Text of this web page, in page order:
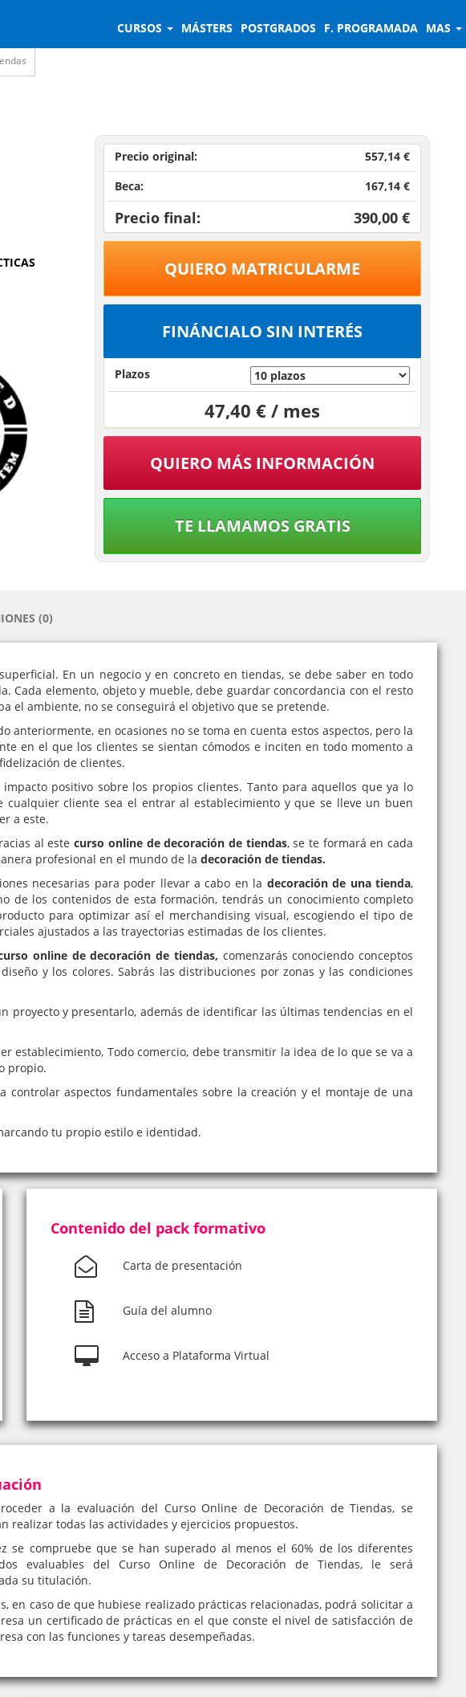
CURSOS MÁSTERS POSTGRADOS F. PROGRAMADA MAS
Precio original:
557,14 €
Beca:
167,14 €
Precio final: 390,00 €
QUIERO MATRICULARME
FINÁNCIALO SIN INTERÉS
Plazos
47,40 € / mes
QUIERO MÁS INFORMACIÓN
TE LLAMAMOS GRATIS
(0)
En un negocio y en concreto en tiendas, se debe saber en todo
Cada elemento, objeto y mueble, debe guardar concordancia con el resto
el ambiente, no se conseguirá el objetivo que se pretende.
anteriormente, en ocasiones no se toma en cuenta estos aspectos, pero la
en el que los clientes se sientan cómodos e inciten en todo momento a
de clientes.
positivo sobre los propios clientes. Tanto para aquellos que ya lo
cualquier cliente sea el entrar al establecimiento y que se lleve un buen
a este.
al estecurso online de decoración de tiendas, se te formará en cada
profesional en el mundo de la decoración de tiendas.
necesarias para poder llevar a cabo en la decoración de una tienda,
de los contenidos de esta formación, tendrás un conocimiento completo
para optimizar así el merchandising visual, escogiendo el tipo de
ajustados a las trayectorias estimadas de los clientes.
online de decoración de tiendas, comenzarás conociendo conceptos
y los colores. Sabrás las distribuciones por zonas y las condiciones
proyecto y presentarlo, además de identificar las últimas tendencias en el
establecimiento, Todo comercio, debe transmitir la idea de lo que se va a
propio.
controlar aspectos fundamentales sobre la creación y el montaje de una
tu propio estilo e identidad.
Contenido del pack formativo
Carta de presentación
Guía del alumno
Acceso a Plataforma Virtual
a la evaluación del Curso Online de Decoración de Tiendas, se
realizar todas las actividades y ejercicios propuestos.
se compruebe que se han superado al menos el 60% de los diferentes
evaluables del Curso Online de Decoración de Tiendas, le será
su titulación.
en caso de que hubiese realizado prácticas relacionadas, podrá solicitar a
un certificado de prácticas en el que conste el nivel de satisfacción de
con las funciones y tareas desempeñadas.